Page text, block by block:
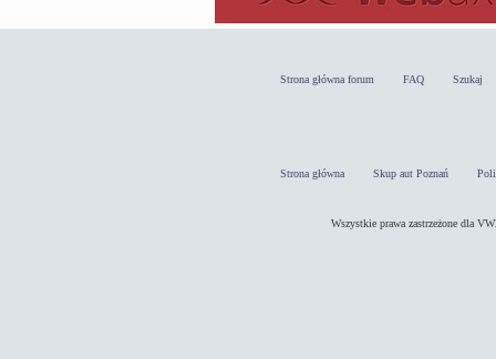
Strona główna forum FAQ Szukaj
Strona główna Skup aut Poznań
Wszystkie prawa zastrzeżone dla